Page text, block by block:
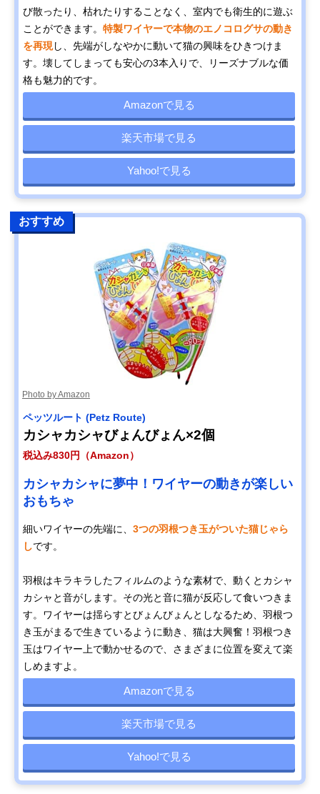
び散ったり、枯れたりすることなく、室内でも衛生的に遊ぶ
ことができます。 特製ワイヤーで本物のエノコログサの動き
を再現し、先端がしなやかに動いて猫の興味をひきつけま
す。壊してしまっても安心の3本入りで、リーズナブルな価
格も魅力的です。
Amazonで見る
楽天市場で見る
Yahoo!で見る
おすすめ
Photo by Amazon
ペッツルート (Petz Route)
カシャカシャびょんびょん×2個
税込み830円（Amazon）
カシャカシャに夢中！ワイヤーの動きが楽しい
おもちゃ
細いワイヤーの先端に、 3つの羽根つき玉がついた猫じゃら
しです。
羽根はキラキラしたフィルムのような素材で、動くとカシャ
カシャと音がします。その光と音に猫が反応して食いつきま
す。ワイヤーは揺らすとびょんびょんとしなるため、羽根つ
き玉がまるで生きているように動き、猫は大興奮！羽根つき
玉はワイヤー上で動かせるので、さまざまに位置を変えて楽
しめますよ。
Amazonで見る
楽天市場で見る
Yahoo!で見る